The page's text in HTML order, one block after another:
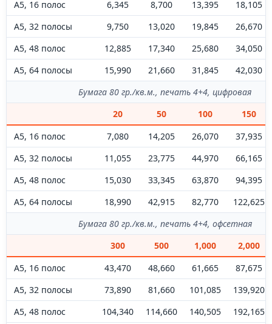
А5, 16 полос
6,345 8,700 13,395
18,105
А5, 32 полосы
9,750 13,020 19,845
26,670
А5, 48 полос
12,885 17,340 25,680
34,050
А5, 64 полосы
15,990 21,660 31,845
42,030
Бумага 80 гр./кв.м., печать 4+4, цифровая
20
50 100
150
А5, 16 полос
7,080 14,205 26,070
37,935
А5, 32 полосы
11,055 23,775 44,970
66,165
А5, 48 полос
15,030 33,345 63,870
94,395
А5, 64 полосы
18,990 42,915 82,770
122,625
Бумага 80 гр./кв.м., печать 4+4, офсетная
300
500 1,000
2,000
А5, 16 полос
43,470 48,660 61,665
87,675
А5, 32 полосы
73,890 81,660 101,085
139,920
А5, 48 полос
104,340 114,660 140,505
192,165